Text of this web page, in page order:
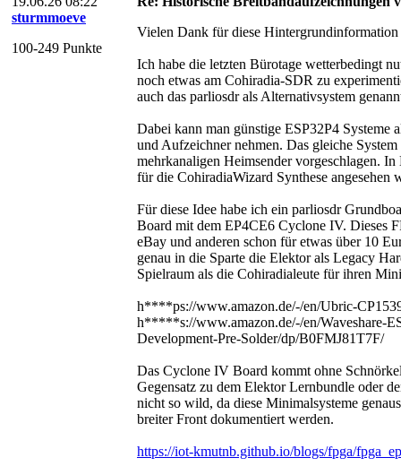
sturmmoeve
100-249 Punkte
Vielen Dank für diese Hintergrundinformation
Ich habe die letzten Bürotage wetterbedingt
noch etwas am Cohiradia-SDR zu
auch das parliosdr als Alternativsystem
Dabei kann man günstige ESP32P4 Systeme
und Aufzeichner nehmen. Das gleiche
mehrkanaligen Heimsender vorgeschlagen.
für die CohiradiaWizard Synthese angesehen
Für diese Idee habe ich ein parliosdr
Board mit dem EP4CE6 Cyclone IV. Dieses
eBay und anderen schon für etwas über 10
genau in die Sparte die Elektor als Legacy
Spielraum als die Cohiradialeute für ihren
h****ps://www.amazon.de/-/en/Ubric-
h*****s://www.amazon.de/-/en/Waveshare-
Development-Pre-Solder/dp/B0FMJ81T7F/
Das Cyclone IV Board kommt ohne
Gegensatz zu dem Elektor Lernbundle oder
nicht so wild, da diese Minimalsysteme
breiter Front dokumentiert werden.
https://iot-kmutnb.github.io/blogs/fpga/